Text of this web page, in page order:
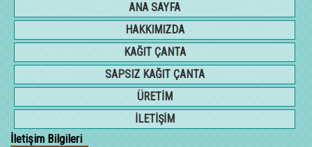
ANA SAYFA
HAKKIMIZDA
KAĞIT ÇANTA
SAPSIZ KAĞIT ÇANTA
ÜRETİM
İLETİŞİM
İletişim Bilgileri